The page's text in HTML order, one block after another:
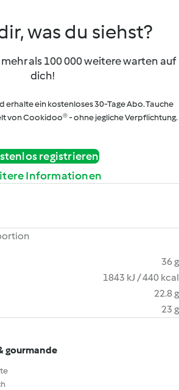
was du siehst?
als 100 000 weitere warten auf
dich!
erhalte ein kostenloses 30-Tage Abo. Tauche
von Cookidoo® - ohne jegliche Verpflichtung.
registrieren
Informationen
36 g
1843 kJ / 440 kcal
22.8 g
23 g
gourmande